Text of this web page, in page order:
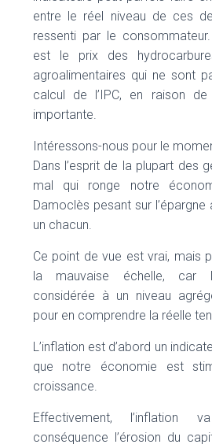
entre le réel niveau de ces
ressenti par le
est le prix des
agroalimentaires qui ne sont
calcul de l’IPC, en raison
importante.
Intéressons-nous pour le
Dans l’esprit de la plupart des
mal qui ronge notre
Damoclès pesant sur
un chacun.
Ce point de vue est vrai, mais
la mauvaise échelle, car
considérée à un niveau
pour en comprendre la réelle
L’inflation est d’abord un
que notre économie est
croissance.
Effectivement, l’inflation
conséquence l’érosion du